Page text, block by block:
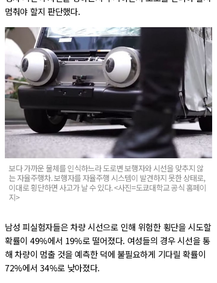
멈춰야 할지 판단했다.
보다 가까운 물체를 인식하느라 도로변 보행자와 시선을 맞추지 않
는 자율주행차. 보행자를 자율주행 시스템이 발견하지 못한 상태로,
이대로 횡단하면 사고가 날 수 있다. <사진=도쿄대학교 공식 홈페이
지>
남성 피실험자들은 차량 시선으로 인해 위험한 횡단을 시도할
확률이 49%에서 19%로 떨어졌다. 여성들의 경우 시선을 통
해 차량이 멈출 것을 예측한 덕에 불필요하게 기다릴 확률이
72%에서 34%로 낮아졌다.